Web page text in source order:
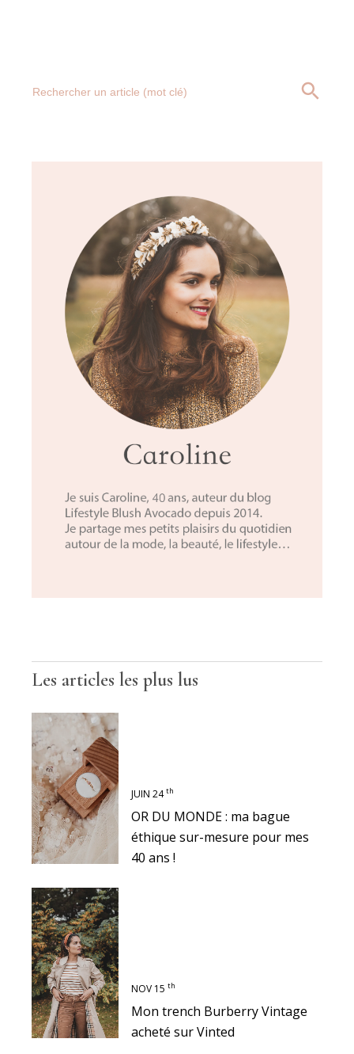
for:
SEARCH
Les articles les plus lus
JUIN 24 th
OR DU MONDE : ma bague
éthique sur-mesure pour mes
40 ans !
NOV 15 th
Mon trench Burberry Vintage
acheté sur Vinted